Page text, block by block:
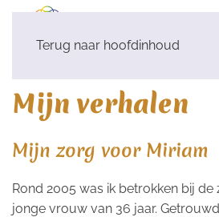
Terug naar hoofdinhoud
Mijn verhalen
Mijn zorg voor Miriam
Rond 2005 was ik betrokken bij
jonge vrouw van 36 jaar.